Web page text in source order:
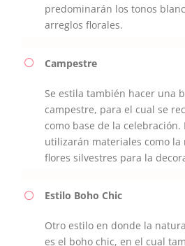
predominarán los tonos
arreglos florales.
Campestre
Se estila también hacer una
campestre, para el cual se
como base de la celebración.
utilizarán materiales como la
flores silvestres para la
Estilo Boho Chic
Otro estilo en donde la
es el boho chic, en el cual